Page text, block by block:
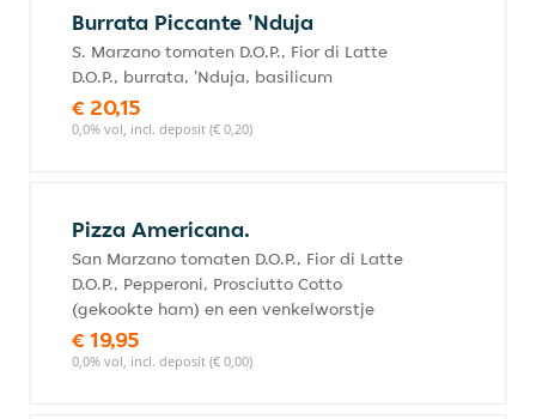
Burrata Piccante 'Nduja
S. Marzano tomaten D.O.P., Fior di Latte
D.O.P., burrata, 'Nduja, basilicum
€ 20,15
0,0% vol, incl. deposit (€ 0,20)
Pizza Americana.
San Marzano tomaten D.O.P., Fior di Latte
D.O.P., Pepperoni, Prosciutto Cotto
(gekookte ham) en een venkelworstje
€ 19,95
0,0% vol, incl. deposit (€ 0,00)